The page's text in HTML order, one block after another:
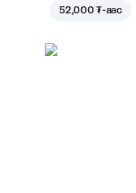
52,000 ₮-аас